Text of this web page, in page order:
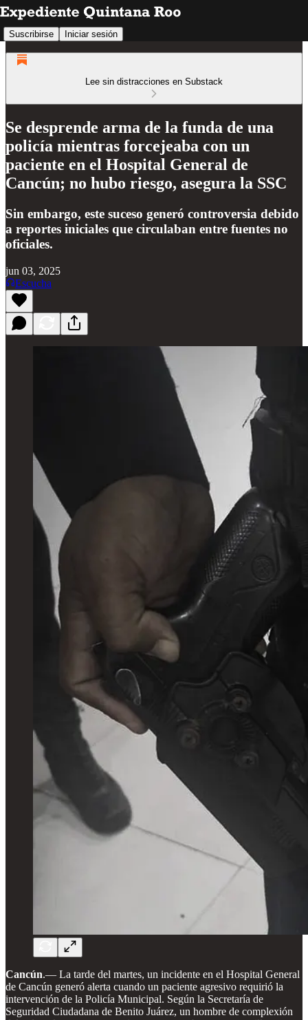
Suscribirse Iniciar sesión
Lee sin distracciones en Substack
Se desprende arma de la funda de una
policía mientras forcejeaba con un
paciente en el Hospital General de
Cancún; no hubo riesgo, asegura la SSC
Sin embargo, este suceso generó controversia debido
a reportes iniciales que circulaban entre fuentes no
oficiales.
jun 03, 2025
Escucha
Cancún.— La tarde del martes, un incidente en el Hospital General
de Cancún generó alerta cuando un paciente agresivo requirió la
intervención de la Policía Municipal. Según la Secretaría de
Seguridad Ciudadana de Benito Juárez, un hombre de complexión